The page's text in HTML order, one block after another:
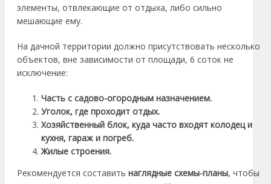
элементы, отвлекающие от отдыха, либо сильно
мешающие ему.
На дачной территории должно присутствовать несколько
объектов, вне зависимости от площади, 6 соток не
исключение:
Часть с садово-огородным назначением.
Уголок, где проходит отдых.
Хозяйственный блок, куда часто входят колодец и
кухня, гараж и погреб.
Жилые строения.
Рекомендуется составить наглядные схемы-планы, чтобы